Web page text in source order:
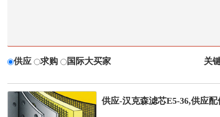
供应 求购 国际大买家 关
供应-汉克森滤芯E5-36,供应配